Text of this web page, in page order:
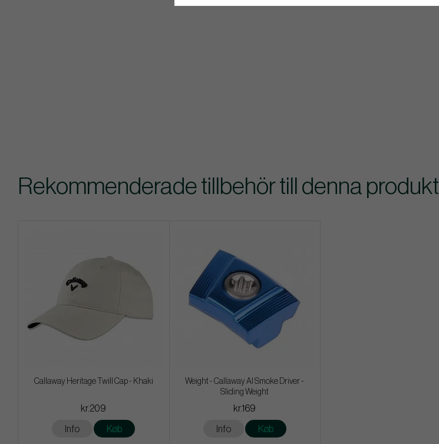
Rekommenderade tillbehör till denna produkt
Callaway Heritage Twill Cap - Khaki
kr.209
Info Køb
Weight - Callaway AI Smoke Driver -
Sliding Weight
kr.169
Info Køb